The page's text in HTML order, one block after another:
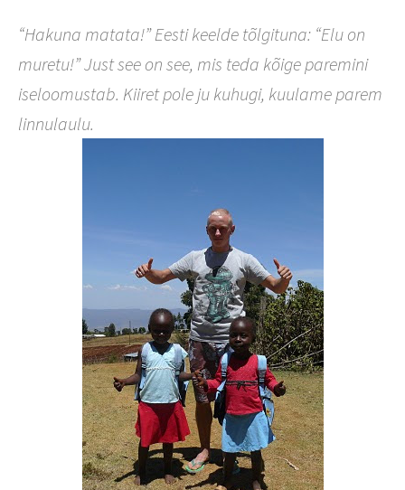
“Hakuna matata!” Eesti keelde tõlgituna: “Elu on
muretu!” Just see on see, mis teda kõige paremini
iseloomustab. Kiiret pole ju kuhugi, kuulame parem
linnulaulu.